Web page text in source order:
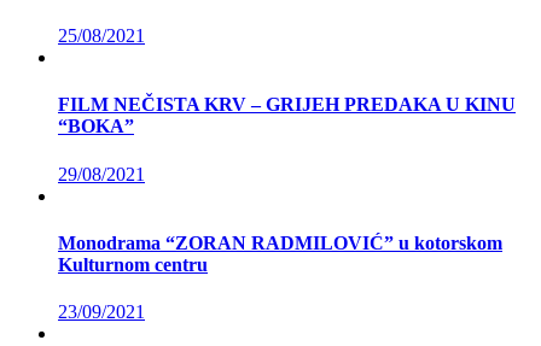
25/08/2021
FILM NEČISTA KRV – GRIJEH PREDAKA U KINU
“BOKA”
29/08/2021
Monodrama “ZORAN RADMILOVIĆ” u kotorskom
Kulturnom centru
23/09/2021